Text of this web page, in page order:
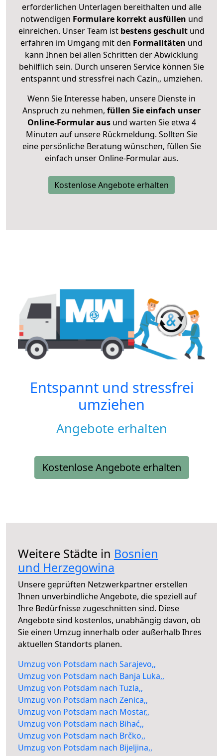
erforderlichen Unterlagen bereithalten und alle
notwendigen Formulare korrekt ausfüllen und
einreichen. Unser Team ist bestens geschult und
erfahren im Umgang mit den Formalitäten und
kann Ihnen bei allen Schritten der Abwicklung
behilflich sein. Durch unseren Service können Sie
entspannt und stressfrei nach Cazin,, umziehen.
Wenn Sie Interesse haben, unsere Dienste in
Anspruch zu nehmen, füllen Sie einfach unser
Online-Formular ausund warten Sie etwa 4
Minuten auf unsere Rückmeldung. Sollten Sie
eine persönliche Beratung wünschen, füllen Sie
einfach unser Online-Formular aus.
Kostenlose Angebote erhalten
Entspannt und stressfrei
umziehen
Angebote erhalten
Kostenlose Angebote erhalten
Weitere Städte in Bosnien
und Herzegowina
Unsere geprüften Netzwerkpartner erstellen
Ihnen unverbindliche Angebote, die speziell auf
Ihre Bedürfnisse zugeschnitten sind. Diese
Angebote sind kostenlos, unabhängig davon, ob
Sie einen Umzug innerhalb oder außerhalb Ihres
aktuellen Standorts planen.
Umzug von Potsdam nach Sarajevo,,
Umzug von Potsdam nach Banja Luka,,
Umzug von Potsdam nach Tuzla,,
Umzug von Potsdam nach Zenica,,
Umzug von Potsdam nach Mostar,,
Umzug von Potsdam nach Bihać,,
Umzug von Potsdam nach Brčko,,
Umzug von Potsdam nach Bijeljina,,